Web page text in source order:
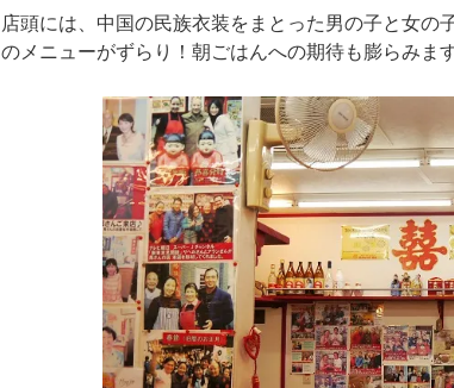
店頭には、中国の民族衣装をまとった男の子と女
のメニューがずらり！朝ごはんへの期待も膨らみます